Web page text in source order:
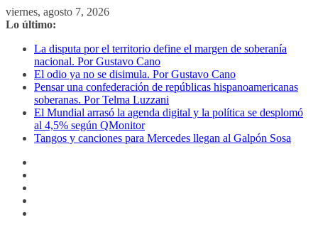
Saltar
al
viernes, agosto 7, 2026
Lo último:
La disputa por el territorio define el margen de soberanía
nacional. Por Gustavo Cano
El odio ya no se disimula. Por Gustavo Cano
Pensar una confederación de repúblicas hispanoamericanas
soberanas. Por Telma Luzzani
El Mundial arrasó la agenda digital y la política se desplomó
al 4,5% según QMonitor
Tangos y canciones para Mercedes llegan al Galpón Sosa